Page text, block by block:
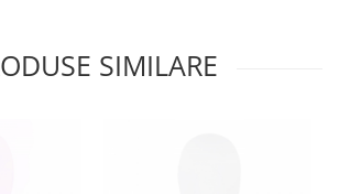
SIMILARE